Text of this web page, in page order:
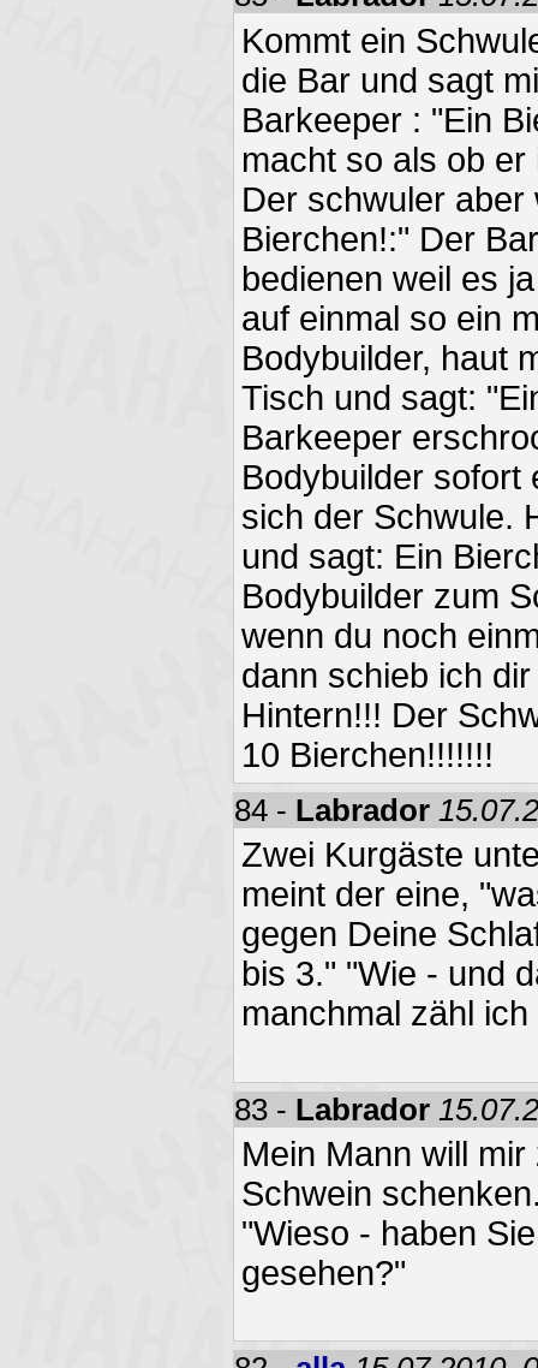
Kommt ein
die Bar und sagt
Barkeeper : "Ein
macht so als ob
Der schwuler
Bierchen!:" Der
bedienen weil es
auf einmal so ein
Bodybuilder, haut
Tisch und sagt:
Barkeeper
Bodybuilder sofort
sich der Schwule.
und sagt: Ein
Bodybuilder zum
wenn du noch
dann schieb ich
Hintern!!! Der
10 Bierchen!!!!!!!
84 - Labrador
Zwei Kurgäste
meint der eine,
gegen Deine
bis 3." "Wie - und
manchmal zähl
83 - Labrador
Mein Mann will
Schwein
"Wieso - haben
gesehen?"